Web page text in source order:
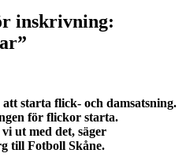
inskrivning:
starta flick- och damsatsning.
för flickor starta.
ut med det, säger
till Fotboll Skåne.